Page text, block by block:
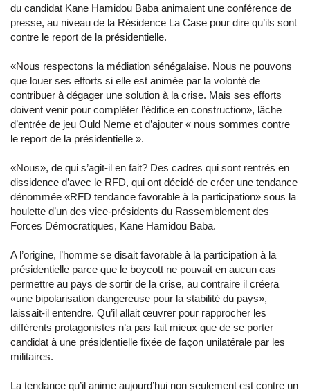
du candidat Kane Hamidou Baba animaient une conférence de
presse, au niveau de la Résidence La Case pour dire qu’ils sont
contre le report de la présidentielle.
«Nous respectons la médiation sénégalaise. Nous ne pouvons
que louer ses efforts si elle est animée par la volonté de
contribuer à dégager une solution à la crise. Mais ses efforts
doivent venir pour compléter l’édifice en construction», lâche
d’entrée de jeu Ould Neme et d’ajouter « nous sommes contre
le report de la présidentielle ».
«Nous», de qui s’agit-il en fait? Des cadres qui sont rentrés en
dissidence d’avec le RFD, qui ont décidé de créer une tendance
dénommée «RFD tendance favorable à la participation» sous la
houlette d’un des vice-présidents du Rassemblement des
Forces Démocratiques, Kane Hamidou Baba.
A l’origine, l’homme se disait favorable à la participation à la
présidentielle parce que le boycott ne pouvait en aucun cas
permettre au pays de sortir de la crise, au contraire il créera
«une bipolarisation dangereuse pour la stabilité du pays»,
laissait-il entendre. Qu’il allait œuvrer pour rapprocher les
différents protagonistes n’a pas fait mieux que de se porter
candidat à une présidentielle fixée de façon unilatérale par les
militaires.
La tendance qu’il anime aujourd’hui non seulement est contre un